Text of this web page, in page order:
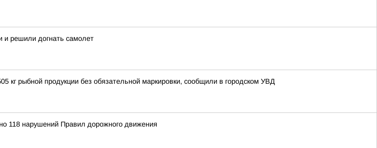
решили догнать самолет
кг рыбной продукции без обязательной маркировки, сообщили в городском УВД
118 нарушений Правил дорожного движения